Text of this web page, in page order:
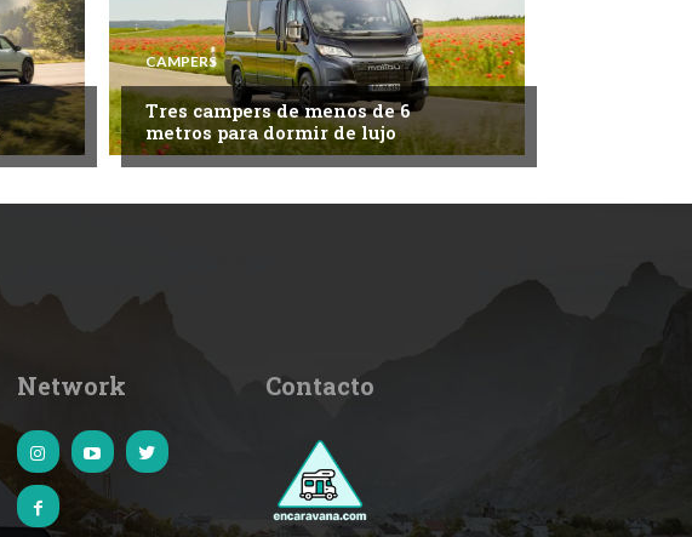
CAMPERS
Tres campers de menos de 6
metros para dormir de lujo
Network Contacto